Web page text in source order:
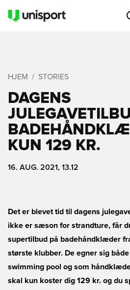
HJEM STORIES
DAGENS
KUN 129 KR.
16. AUG. 2021, 13.12
Det er blevet tid til dagens
ikke er sæson for strandture, får
supertilbud på badehåndklæder
største klubber. De egner sig
swimming pool og som
skal kun koster dig 129 kr. og du